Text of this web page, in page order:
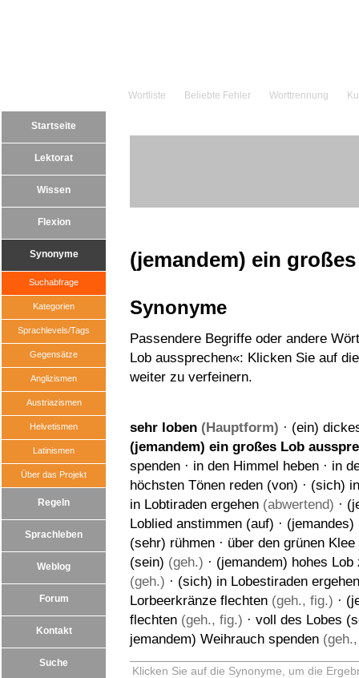
Wortliste Beliebte Fehler Worttrennung
Startseite
Lektorat
Wissen
Flexion
Synonyme
Suchabfrage
Kategorien
Sprachlevels/Tags
Gegensätze
Anglizismen
Austriazismen
Helvetismen
Latinismen
Über das Projekt
Regeln
Sprachleben
Weblog
Forum
Kontakt
Suche
(jemandem) ein
Synonyme
Passendere Begriffe oder andere
Lob aussprechen«: Klicken Sie auf
weiter zu verfeinern.
sehr loben (Hauptform) · (ein)
(jemandem) ein großes Lob
spenden · in den Himmel heben · in
höchsten Tönen reden (von) · (sich)
in Lobtiraden ergehen (abwertend) ·
Loblied anstimmen (auf) · (jemandes)
(sehr) rühmen · über den grünen Klee
(sein) (geh.) · (jemandem) hohes Lob
(geh.) · (sich) in Lobestiraden ergehen
Lorbeerkränze flechten (geh., fig.) ·
flechten (geh., fig.) · voll des Lobes
jemandem) Weihrauch spenden
Klicken Sie auf die Synonyme, um die